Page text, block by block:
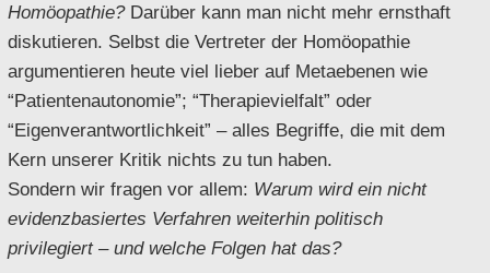
Homöopathie?Darüber kann man nicht mehr ernsthaft
diskutieren. Selbst die Vertreter der Homöopathie
argumentieren heute viel lieber auf Metaebenen wie
“Patientenautonomie”; “Therapievielfalt” oder
“Eigenverantwortlichkeit” – alles Begriffe, die mit dem
Kern unserer Kritik nichts zu tun haben.
Sondern wir fragen vor allem: Warum wird ein nicht
evidenzbasiertes Verfahren weiterhin politisch
privilegiert – und welche Folgen hat das?